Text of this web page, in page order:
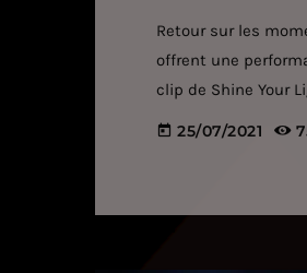
Retour sur les
offrent une
clip de Shine Your
live avec FINNEAS
today 25/07/2021